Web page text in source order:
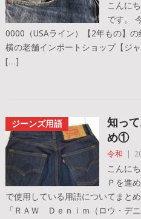
こんに
です。
0000（USAライン）【2年もの】
横の老舗インポートショップ【ジ
[…]
ジーンズ用語
知っ
め①
令和
こんに
Ｐを進
で使用している用語についてまと
「ＲＡＷ Ｄｅｎｉｍ（ロウ・デ